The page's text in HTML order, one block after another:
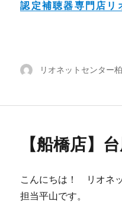
認定補聴器専門店リ
投
リオネットセンター
【船橋店】
こんにちは！ リオネ
担当平山です。